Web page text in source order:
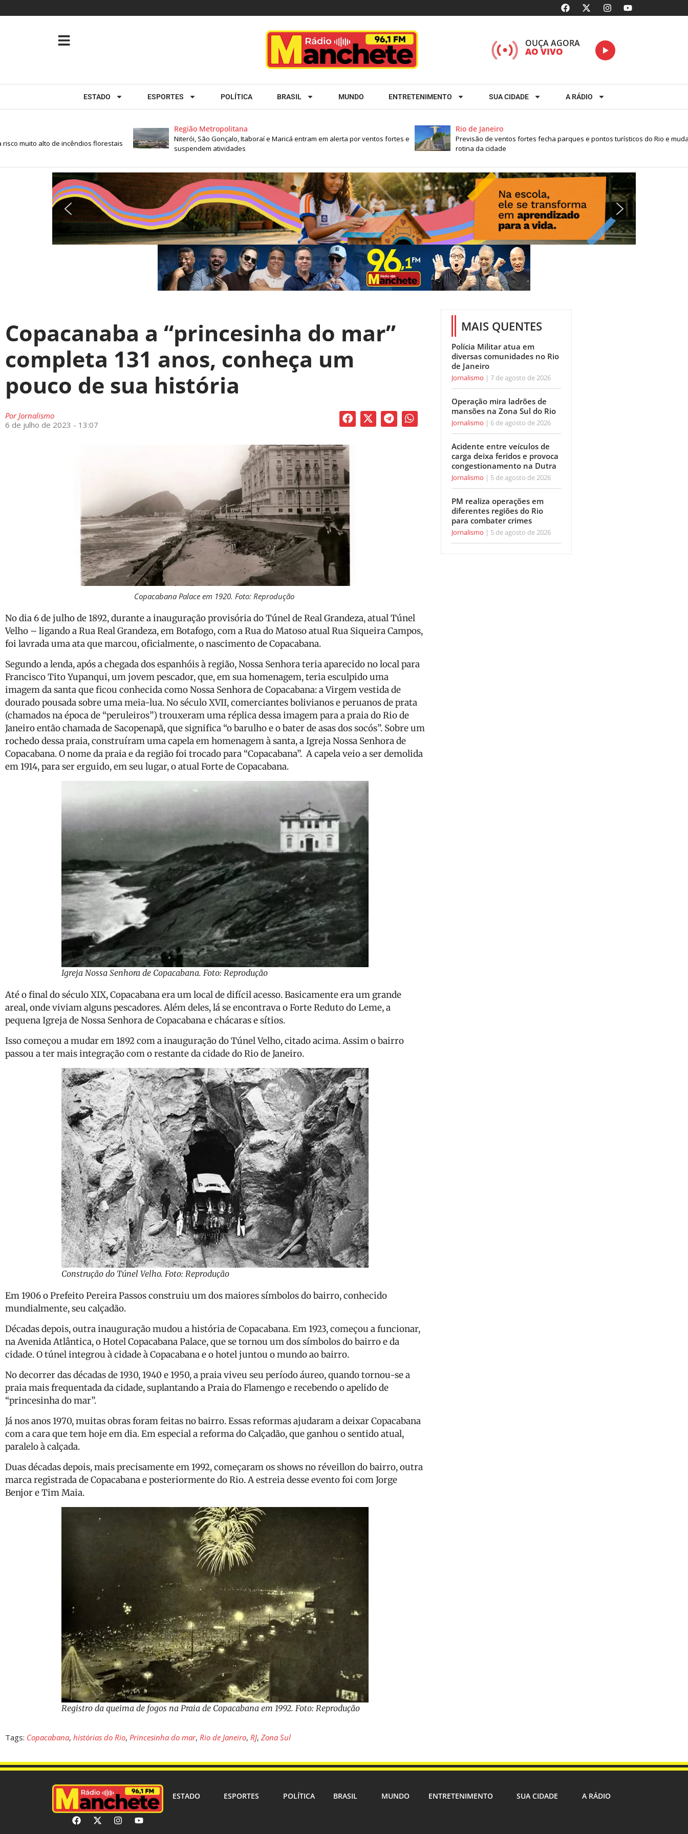
OUÇA AGORA
AO VIVO
ESTADO ESPORTES POLÍTICA BRASIL MUNDO ENTRETENIMENTO SUA CIDADE A RÁDIO
Região Metropolitana
Niterói, São Gonçalo, Itaboraí e Maricá entram em alerta por ventos fortes e
suspendem atividades
Rio de Janeiro
Previsão de ventos fortes fecha parques e pontos turísticos do Rio e muda
rotina da cidade
alto de incêndios florestais
Copacanaba a “princesinha do mar”
completa 131 anos, conheça um
pouco de sua história
PorJornalismo
6 de julho de 2023 - 13:07
Copacabana Palace em 1920. Foto: Reprodução
No dia 6 de julho de 1892, durante a inauguração provisória do Túnel de Real Grandeza, atual Túnel
Velho – ligando a Rua Real Grandeza, em Botafogo, com a Rua do Matoso atual Rua Siqueira Campos,
foi lavrada uma ata que marcou, oficialmente, o nascimento de Copacabana.
Segundo a lenda, após a chegada dos espanhóis à região, Nossa Senhora teria aparecido no local para
Francisco Tito Yupanqui, um jovem pescador, que, em sua homenagem, teria esculpido uma
imagem da santa que ficou conhecida como Nossa Senhora de Copacabana: a Virgem vestida de
dourado pousada sobre uma meia-lua. No século XVII, comerciantes bolivianos e peruanos de prata
(chamados na época de “peruleiros”) trouxeram uma réplica dessa imagem para a praia do Rio de
Janeiro então chamada de Sacopenapã, que significa “o barulho e o bater de asas dos socós”. Sobre um
rochedo dessa praia, construíram uma capela em homenagem à santa, a Igreja Nossa Senhora de
Copacabana. O nome da praia e da região foi trocado para “Copacabana”. A capela veio a ser demolida
em 1914, para ser erguido, em seu lugar, o atual Forte de Copacabana.
Igreja Nossa Senhora de Copacabana. Foto: Reprodução
Até o final do século XIX, Copacabana era um local de difícil acesso. Basicamente era um grande
areal, onde viviam alguns pescadores. Além deles, lá se encontrava o Forte Reduto do Leme, a
pequena Igreja de Nossa Senhora de Copacabana e chácaras e sítios.
Isso começou a mudar em 1892 com a inauguração do Túnel Velho, citado acima. Assim o bairro
passou a ter mais integração com o restante da cidade do Rio de Janeiro.
Construção do Túnel Velho. Foto: Reprodução
Em 1906 o Prefeito Pereira Passos construiu um dos maiores símbolos do bairro, conhecido
mundialmente, seu calçadão.
Décadas depois, outra inauguração mudou a história de Copacabana. Em 1923, começou a funcionar,
na Avenida Atlântica, o Hotel Copacabana Palace, que se tornou um dos símbolos do bairro e da
cidade. O túnel integrou à cidade à Copacabana e o hotel juntou o mundo ao bairro.
No decorrer das décadas de 1930, 1940 e 1950, a praia viveu seu período áureo, quando tornou-se a
praia mais frequentada da cidade, suplantando a Praia do Flamengo e recebendo o apelido de
“princesinha do mar”.
Já nos anos 1970, muitas obras foram feitas no bairro. Essas reformas ajudaram a deixar Copacabana
com a cara que tem hoje em dia. Em especial a reforma do Calçadão, que ganhou o sentido atual,
paralelo à calçada.
Duas décadas depois, mais precisamente em 1992, começaram os shows no réveillon do bairro, outra
marca registrada de Copacabana e posteriormente do Rio. A estreia desse evento foi com Jorge
Benjor e Tim Maia.
Registro da queima de fogos na Praia de Copacabana em 1992. Foto: Reprodução
Tags: Copacabana, histórias do Rio, Princesinha do mar, Rio de Janeiro, RJ, Zona Sul
MAIS QUENTES
Polícia Militar atua em
diversas comunidades no Rio
de Janeiro
Jornalismo 7 de agosto de 2026
Operação mira ladrões de
mansões na Zona Sul do Rio
Jornalismo 6 de agosto de 2026
Acidente entre veículos de
carga deixa feridos e provoca
congestionamento na Dutra
Jornalismo 5 de agosto de 2026
PM realiza operações em
diferentes regiões do Rio
para combater crimes
Jornalismo 5 de agosto de 2026
ESTADO ESPORTES POLÍTICA BRASIL MUNDO ENTRETENIMENTO SUA CIDADE A RÁDIO